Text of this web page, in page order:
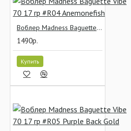
Воблер Madness Baguette Vibe 70 17 гр #R04 Anemonefish
1490р.
Купить